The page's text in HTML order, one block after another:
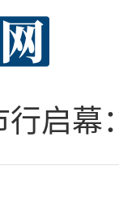
行启